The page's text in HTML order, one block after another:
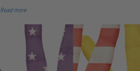
Read more